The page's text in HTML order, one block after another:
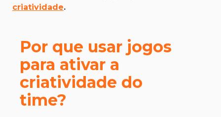
criatividade.
Por que usar jogos
para ativar a
criatividade do
time?